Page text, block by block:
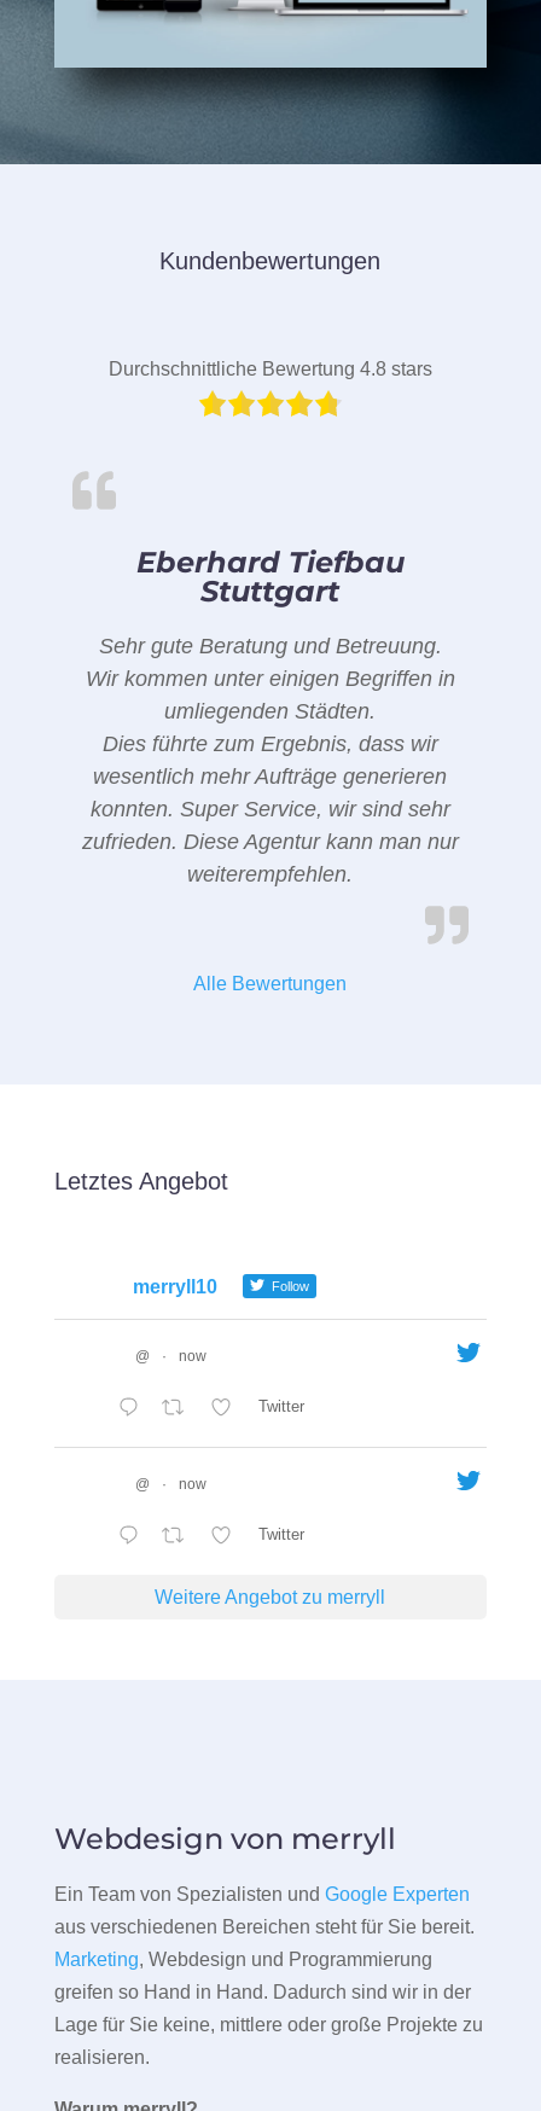
Kundenbewertungen
Durchschnittliche Bewertung 4.8 stars
Eberhard Tiefbau
Stuttgart
Sehr gute Beratung und Betreuung.
Wir kommen unter einigen Begriffen in
umliegenden Städten.
Dies führte zum Ergebnis, dass wir
wesentlich mehr Aufträge generieren
konnten. Super Service, wir sind sehr
zufrieden. Diese Agentur kann man nur
weiterempfehlen.
Alle Bewertungen
Letztes Angebot
merryll10 Follow
@ · now
Twitter
@ · now
Twitter
Weitere Angebot zu merryll
Webdesign von merryll
Ein Team von Spezialisten und Google Experten
aus verschiedenen Bereichen steht für Sie bereit.
Marketing, Webdesign und Programmierung
greifen so Hand in Hand. Dadurch sind wir in der
Lage für Sie keine, mittlere oder große Projekte zu
realisieren.